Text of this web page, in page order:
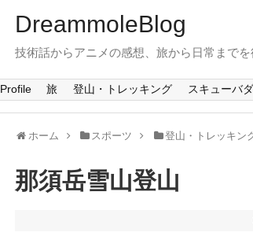
DreammoleBlog
技術話からアニメの感想、旅から日常まで
Profile 旅 登山・トレッキング スキューバ
ホーム スポーツ 登山・トレッキン
那須岳雪山登山